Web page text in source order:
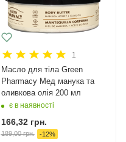
1
Масло для тіла Green
Pharmacy Мед манука та
оливкова олія 200 мл
є в наявності
166,32грн.
189,00грн. -12%